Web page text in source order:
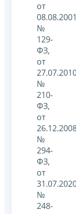
от
08.08.2001
№
129-
ФЗ,
от
№
210-
ФЗ,
от
№
294-
ФЗ,
от
№
248-